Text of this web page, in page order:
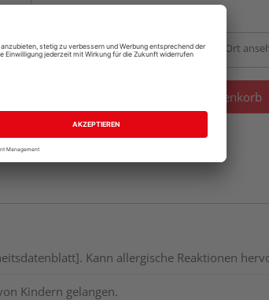
Auf Lager:Abholung möglich
Verfügbar in der Ausstellung - vor Ort
In den Warenkorb
Kann allergische Reaktionen
Kindern gelangen.